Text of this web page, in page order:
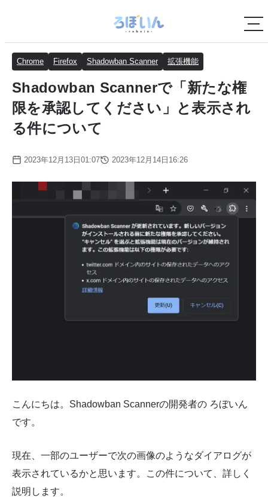
Chrome Firefox Shadowban Scanner 拡張機能
Shadowban Scannerで「新たな権
限を承認してください」と表示され
る件について
2023年12月13日01:07 2023年12月14日16:26
こんにちは。Shadowban Scannerの開発者の ろぼいん
です。
現在、一部のユーザーで次の画像のようなダイアログが
表示されているかと思います。この件について、詳しく
説明します。